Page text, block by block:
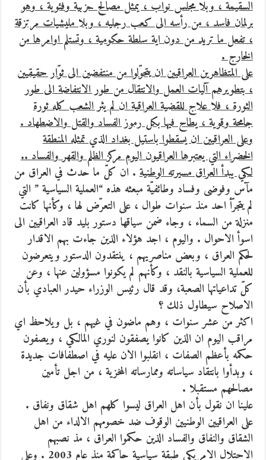
السقيمة ، وبلا مجلس نواب ، يمثل مصالح حزبية وفئوية ، وهو
برلمان فاسد ، من رأسه الى كعب رجليه ، وبلا مليشيات مرتزقة
، تفعل ما تريد من دون اية سلطة حكومية ، وتستلم اوامرها من
الخارج .
على المتظاهرين العراقيين ان يتحوّلوا من منتفضين الى ثوّار حقيقيين
، بتطويرهم آليات العمل والانتقال من طور الانتفاضة الى طور
الثورة ، فلا علاج للقضية العراقية ان لم يثر الشعب كله ثورة
جامحة وقوية ، يطاح فيها بكل رموز الفساد والقتل والاضطهاد .
وعلى العراقيين ان يسقطوا باستيل بغداد الذي تمثله المنطقة
الخضراء التي يعتبرها العراقيون اليوم مركز الظلم والقهر والفساد ..
لكي يبدأ العراق مسيرته الوطنية. ان كلّ ما حدث في العراق من
مآس وفوضى وفساد وطائفيّة مبعثه هذه “العملية السياسية ” التي
لم يتجرّأ احد منذ سنوات طوال ، على التعرّض لها ، وكأنها كانت
منزلة من السماء ، وجاء ضمن سياقها دستور بليد قاد العراقيين الى
اسوأ الاحوال . واليوم ، اجد هؤلاء الذين جاءت بهم الاقدار
لحكم العراق ، وبعض مناصريهم ، ينتقدون الدستور ويتعرضون
للعملية السياسية بالنقد ، وكأنهم لم يكونوا مسؤولين عنها ، وعن
كلّ تداعياتها الصعبة، وقد قال رئيس الوزراء حيدر العبادي بأن
الاصلاح سيطاول ذلك ؟
اكثر من عشر سنوات ، وهم ماضون في غيهم ، بل ويلاحظ اي
مراقب اليوم ان الذين كانوا يصفقون لنوري المالكي ، ويصفون
حكمه بأعظم الصفات ، انقلبوا الان عليه في اصطفافات جديدة
، وبدأوا بانتقاد سياساته وممارساته المخزية ، من اجل تأمين
مصالحهم مستقبلا .
علينا ان نقول بأن اهل العراق ليسوا كلهم اهل شقاق ونفاق .
على العراقيين الوطنيين الوقوف ضد خصومهم الالداء من اهل
الشقاق والنفاق والفساد الذين حكموا العراق ، مذ نصبهم
الاحتلال الامريكي طبقة سياسية حاكمة منذ عام 2003 . وعلى